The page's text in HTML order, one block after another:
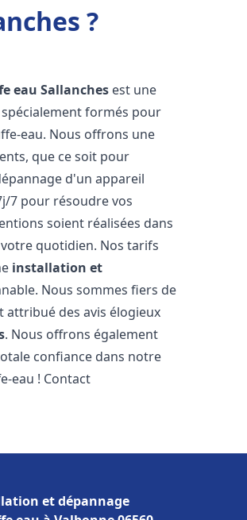
?
eau Sallanches est une
formés pour
eau. Nous offrons une
que ce soit pour
d'un appareil
7 pour résoudre vos
soient réalisées dans
quotidien. Nos tarifs
installation et
Nous sommes fiers de
attribué des avis élogieux
. Nous offrons également
confiance dans notre
eau ! Contact
et dépannage